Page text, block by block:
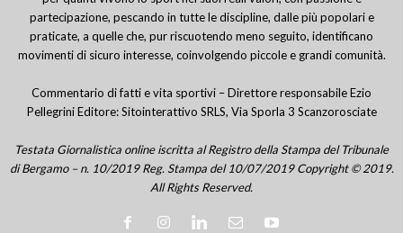
partecipazione, pescando in tutte le discipline, dalle più popolari e
praticate, a quelle che, pur riscuotendo meno seguito, identificano
movimenti di sicuro interesse, coinvolgendo piccole e grandi comunità.
Commentario di fatti e vita sportivi – Direttore responsabile Ezio
Pellegrini Editore: Sitointerattivo SRLS, Via Sporla 3 Scanzorosciate
Testata Giornalistica online iscritta al Registro della Stampa del Tribunale
di Bergamo – n. 10/2019 Reg. Stampa del 10/07/2019 Copyright © 2019.
All Rights Reserved.